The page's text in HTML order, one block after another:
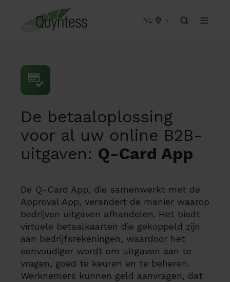
NL
De betaaloplossing
voor al uw online B2B-
uitgaven: Q-Card App
De Q-Card App, die samenwerkt met de
Approval App, verandert de manier waarop
bedrijven uitgaven afhandelen. Het biedt
virtuele betaalkaarten die gekoppeld zijn
aan bedrijfsrekeningen, waardoor het
eenvoudiger wordt om uitgaven aan te
vragen, goed te keuren en te beheren.
Werknemers kunnen geld aanvragen, dat